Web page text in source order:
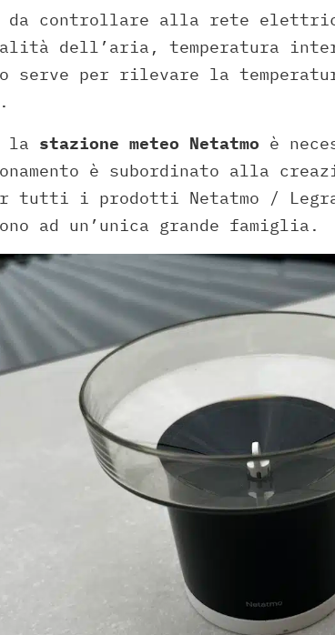
controllare alla rete
dell’aria, temperatura
serve per rilevare la
la stazione meteo Netatmo è
è subordinato alla
tutti i prodotti Netatmo /
ad un’unica grande famiglia.